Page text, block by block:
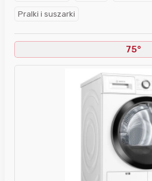
Pralki i suszarki
75°